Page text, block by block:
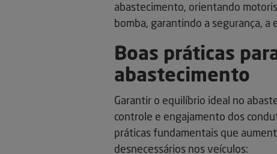
abastecimento, orientando
bomba, garantindo a segurança,
Boas práticas
abastecimento
Garantir o equilíbrio ideal no
controle e engajamento dos
práticas fundamentais que
desnecessários nos veículos: